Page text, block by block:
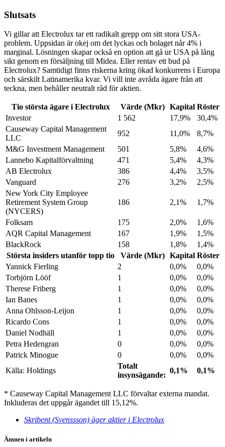
Slutsats
Vi gillar att Electrolux tar ett radikalt grepp om sitt stora USA-
problem. Uppsidan är okej om det lyckas och bolaget når 4% i
marginal. Lösningen skapar också en option att gå ur USA på lång
sikt genom en försäljning till Midea. Eller rentav ett bud på
Electrolux? Samtidigt finns riskerna kring ökad konkurrens i Europa
och särskilt Latinamerika kvar. Vi vill inte avråda ägare från att
teckna, men behåller neutralt råd för aktien.
Tio största ägare i Electrolux Värde (Mkr) Kapital Röster
Investor
1 562 17,9%
30,4%
Causeway Capital Management
LLC
952 11,0%
8,7%
M&G Investment Management
501 5,8%
4,6%
Lannebo Kapitalförvaltning
471 5,4%
4,3%
AB Electrolux
386 4,4%
3,5%
Vanguard
276 3,2%
2,5%
New York City Employee
Retirement System Group
(NYCERS)
186 2,1% 1,7%
Folksam 175 2,0%
1,6%
AQR Capital Management
167 1,9%
1,5%
BlackRock
158 1,8%
1,4%
Största insiders utanför topp tio
Värde (Mkr) Kapital Röster
Yannick Fierling
2 0,0%
0,0%
Torbjörn Lööf
1 0,0%
0,0%
Therese Friberg
1 0,0%
0,0%
Ian Banes
1 0,0%
0,0%
Anna Ohlsson-Leijon
1 0,0%
0,0%
Ricardo Cons
1 0,0%
0,0%
Daniel Nodhäll
1 0,0%
0,0%
Petra Hedengran
0 0,0%
0,0%
Patrick Minogue
0 0,0%
0,0%
Källa: Holdings
Totalt
insynsägande:
0,1% 0,1%
* Causeway Capital Management LLC förvaltar externa mandat.
Inkluderas det uppgår ägandet till 15,12%.
Skribent (Svenssson) äger aktier i Electrolux
Ämnen i artikeln